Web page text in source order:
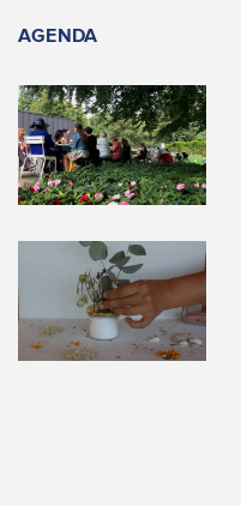
AGENDA